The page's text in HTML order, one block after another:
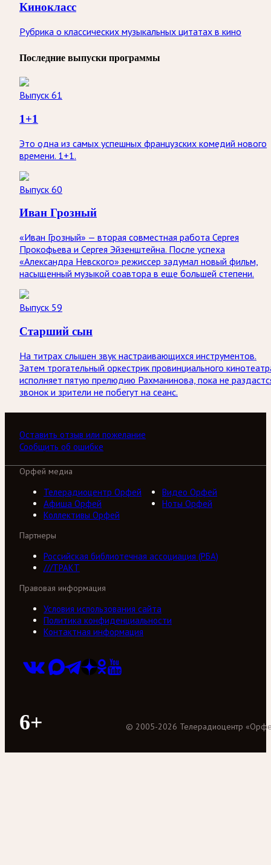
Кинокласс
Рубрика о классических музыкальных цитатах в кино
Последние выпуски программы
Выпуск 61
1+1
Это одна из самых успешных французских комедий нового
времени. 1+1.
Выпуск 60
Иван Грозный
«Иван Грозный» — вторая совместная работа Сергея
Прокофьева и Сергея Эйзенштейна. После успеха
«Александра Невского» режиссер задумал новый фильм,
насыщенный музыкой соавтора в еще большей степени.
Выпуск 59
Старший сын
На титрах слышен звук настраивающихся инструментов.
Затем трогательный оркестрик провинциального
исполняет пятую прелюдию Рахманинова, пока не
звонок и зрители не побегут на сеанс.
Оставить отзыв или пожелание
Сообщить об ошибке
Орфей медиа
Телерадиоцентр Орфей
Видео Орфей
Афиша Орфей
Ноты Орфей
Коллективы Орфей
Партнеры
Российская библиотечная ассоциация (РБА)
///ТРАКТ
Правовая информация
Условия использования сайта
Политика конфиденциальности
Контактная информация
6+ © 2005-2026 Телерадиоцентр